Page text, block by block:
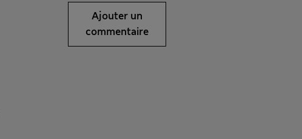
Ajouter un
commentaire